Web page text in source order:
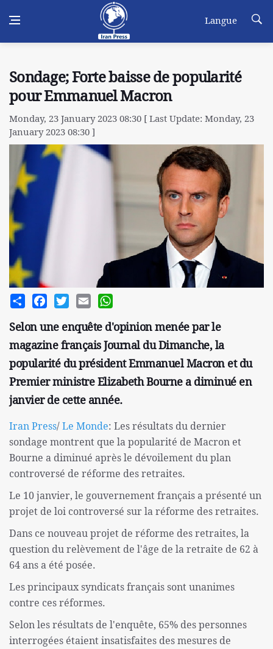
Langue
Sondage; Forte baisse de popularité
pour Emmanuel Macron
Monday, 23 January 2023 08:30 [ Last Update: Monday, 23
January 2023 08:30 ]
Share FacebookTwitterEmail
Selon une enquête d'opinion menée par le
magazine français Journal du Dimanche, la
popularité du président Emmanuel Macron et du
Premier ministre Elizabeth Bourne a diminué en
janvier de cette année.
Iran Press/Le Monde: Les résultats du dernier
sondage montrent que la popularité de Macron et
Bourne a diminué après le dévoilement du plan
controversé de réforme des retraites.
Le 10 janvier, le gouvernement français a présenté un
projet de loi controversé sur la réforme des retraites.
Dans ce nouveau projet de réforme des retraites, la
question du relèvement de l'âge de la retraite de 62 à
64 ans a été posée.
Les principaux syndicats français sont unanimes
contre ces réformes.
Selon les résultats de l'enquête, 65% des personnes
interrogées étaient insatisfaites des mesures de